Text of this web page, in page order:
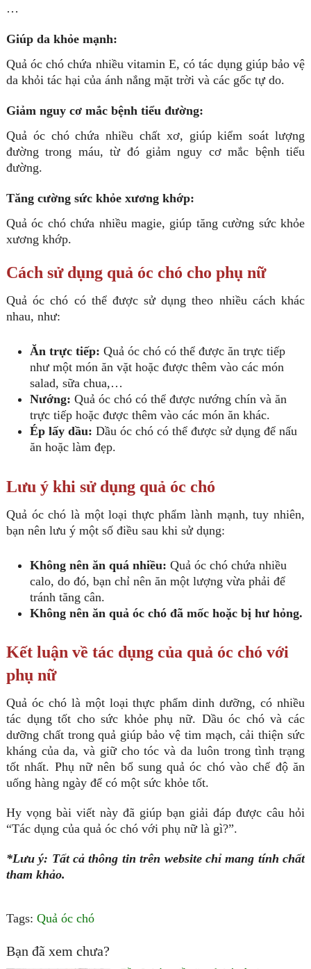
…
Giúp da khỏe mạnh:
Quả óc chó chứa nhiều vitamin E, có tác dụng giúp bảo vệ
da khỏi tác hại của ánh nắng mặt trời và các gốc tự do.
Giảm nguy cơ mắc bệnh tiểu đường:
Quả óc chó chứa nhiều chất xơ, giúp kiểm soát lượng
đường trong máu, từ đó giảm nguy cơ mắc bệnh tiểu
đường.
Tăng cường sức khỏe xương khớp:
Quả óc chó chứa nhiều magie, giúp tăng cường sức khỏe
xương khớp.
Cách sử dụng quả óc chó cho phụ nữ
Quả óc chó có thể được sử dụng theo nhiều cách khác
nhau, như:
Ăn trực tiếp: Quả óc chó có thể được ăn trực tiếp
như một món ăn vặt hoặc được thêm vào các món
salad, sữa chua,…
Nướng: Quả óc chó có thể được nướng chín và ăn
trực tiếp hoặc được thêm vào các món ăn khác.
Ép lấy dầu: Dầu óc chó có thể được sử dụng để nấu
ăn hoặc làm đẹp.
Lưu ý khi sử dụng quả óc chó
Quả óc chó là một loại thực phẩm lành mạnh, tuy nhiên,
bạn nên lưu ý một số điều sau khi sử dụng:
Không nên ăn quá nhiều: Quả óc chó chứa nhiều
calo, do đó, bạn chỉ nên ăn một lượng vừa phải để
tránh tăng cân.
Không nên ăn quả óc chó đã mốc hoặc bị hư hỏng.
Kết luận về tác dụng của quả óc chó với
phụ nữ
Quả óc chó là một loại thực phẩm dinh dưỡng, có nhiều
tác dụng tốt cho sức khỏe phụ nữ. Dầu óc chó và các
dưỡng chất trong quả giúp bảo vệ tim mạch, cải thiện sức
kháng của da, và giữ cho tóc và da luôn trong tình trạng
tốt nhất. Phụ nữ nên bổ sung quả óc chó vào chế độ ăn
uống hàng ngày để có một sức khỏe tốt.
Hy vọng bài viết này đã giúp bạn giải đáp được câu hỏi
“Tác dụng của quả óc chó với phụ nữ là gì?”.
*Lưu ý: Tất cả thông tin trên website chỉ mang tính chất
tham khảo.
Tags: Quả óc chó
Bạn đã xem chưa?